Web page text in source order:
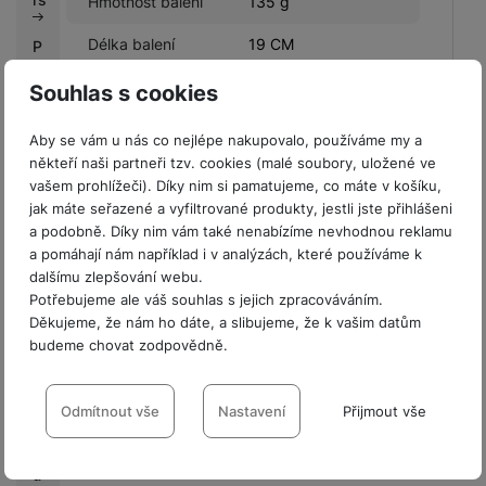
Souhlas s cookies
Aby se vám u nás co nejlépe nakupovalo, používáme my a
někteří naši partneři tzv. cookies (malé soubory, uložené ve
vašem prohlížeči). Díky nim si pamatujeme, co máte v košíku,
jak máte seřazené a vyfiltrované produkty, jestli jste přihlášeni
a podobně. Díky nim vám také nenabízíme nevhodnou reklamu
a pomáhají nám například i v analýzách, které používáme k
dalšímu zlepšování webu.
Potřebujeme ale váš souhlas s jejich zpracováváním.
Děkujeme, že nám ho dáte, a slibujeme, že k vašim datům
budeme chovat zodpovědně.
Nastavení souhlasů s kategoriemi
cookies
VŽDY AKTIVNÍ
Odmítnout vše Nastavení Přijmout vše
P
o
r
m
y
V
ý
k
u
p
n
Délka balení 19 CM
Šířka balení
Obsah balení
Ochranný kryt.
Hodnocení
Pro vkládání recenzí je nutné se přihlásit.